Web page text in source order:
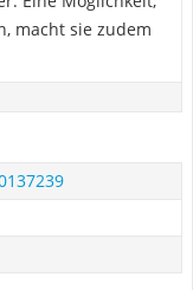
macht sie zudem